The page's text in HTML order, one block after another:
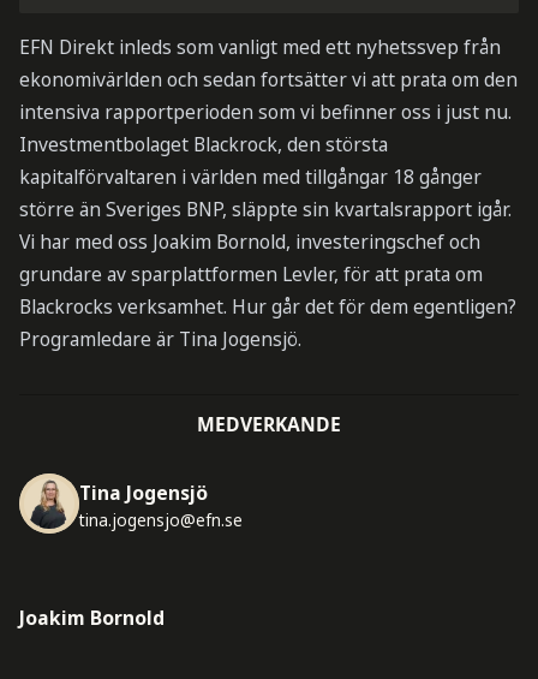
EFN Direkt inleds som vanligt med ett nyhetssvep från
ekonomivärlden och sedan fortsätter vi att prata om den
intensiva rapportperioden som vi befinner oss i just nu.
Investmentbolaget Blackrock, den största
kapitalförvaltaren i världen med tillgångar 18 gånger
större än Sveriges BNP, släppte sin kvartalsrapport igår.
Vi har med oss Joakim Bornold, investeringschef och
grundare av sparplattformen Levler, för att prata om
Blackrocks verksamhet. Hur går det för dem egentligen?
Programledare är Tina Jogensjö.
MEDVERKANDE
Tina Jogensjö
tina.jogensjo@efn.se
Joakim Bornold